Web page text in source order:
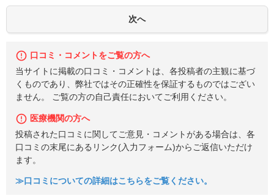
口コミ・コメントをご覧の方へ
当サイトに掲載の口コミ・コメントは、各投稿者の主観に基づ
くものであり、弊社ではその正確性を保証するものではござい
ません。 ご覧の方の自己責任においてご利用ください。
医療機関の方へ
投稿された口コミに関してご意見・コメントがある場合は、各
口コミの末尾にあるリンク(入力フォーム)からご返信いただけ
ます。
≫口コミについての詳細はこちらをご覧ください。